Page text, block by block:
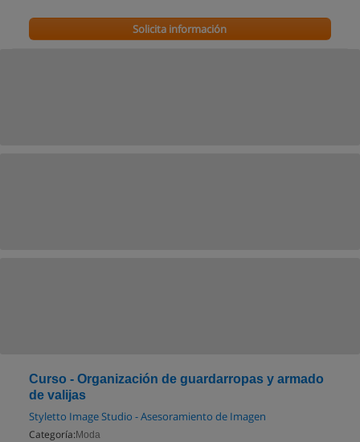
Solicita información
Curso - Organización de guardarropas y armado
de valijas
Styletto Image Studio - Asesoramiento de Imagen
Categoría: Moda